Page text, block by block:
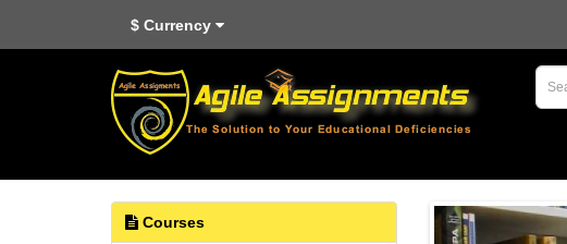
$ Currency
Courses